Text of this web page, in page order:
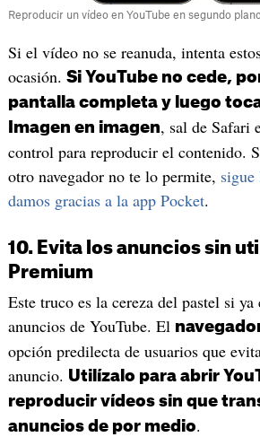
Reproducir un vídeo en YouTube en segundo
Si el vídeo no se reanuda, intenta
ocasión. Si YouTube no cede,
pantalla completa y luego
Imagen en imagen, sal de Safari
control para reproducir el contenido.
otro navegador no te lo permite, sigue
damos gracias a la app Pocket.
10. Evita los anuncios sin
Premium
Este truco es la cereza del pastel si ya
anuncios de YouTube. El
opción predilecta de usuarios que
anuncio. Utilízalo para abrir
reproducir vídeos sin que
anuncios de por medio.